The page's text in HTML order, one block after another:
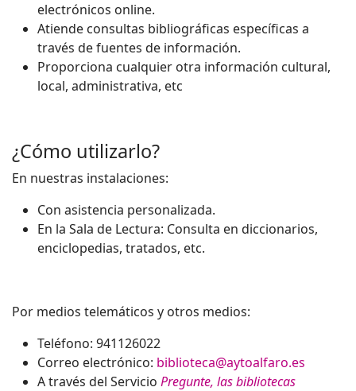
electrónicos online.
Atiende consultas bibliográficas específicas a
través de fuentes de información.
Proporciona cualquier otra información cultural,
local, administrativa, etc
¿Cómo utilizarlo?
En nuestras instalaciones:
Con asistencia personalizada.
En la Sala de Lectura: Consulta en diccionarios,
enciclopedias, tratados, etc.
Por medios telemáticos y otros medios:
Teléfono: 941126022
Correo electrónico: biblioteca@aytoalfaro.es
A través del Servicio Pregunte, las bibliotecas